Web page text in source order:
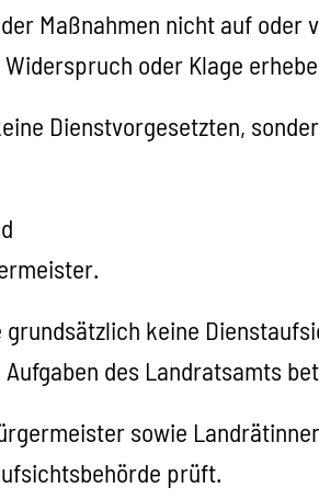
Maßnahmen nicht auf oder
oder Klage
Dienstvorgesetzten,
keine
des Landratsamts
sowie
prüft.